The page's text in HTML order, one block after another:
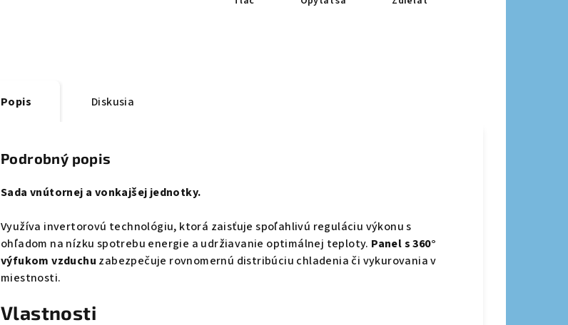
Popis Diskusia
Podrobný popis
Sada vnútornej a vonkajšej jednotky.
Využíva invertorovú technológiu, ktorá zaisťuje spoľahlivú reguláciu výkonu s
ohľadom na nízku spotrebu energie a udržiavanie optimálnej teploty. Panel s 360°
výfukom vzduchu zabezpečuje rovnomernú distribúciu chladenia či vykurovania v
miestnosti.
Vlastnosti